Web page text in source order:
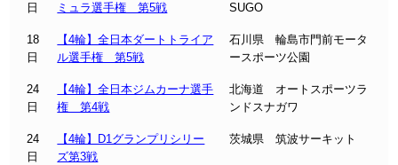
日
ミュラ選手権 第5戦
SUGO
18
日
【4輪】全日本ダートトライア
ル選手権 第5戦
石川県 輪島市門前モータ
ースポーツ公園
24
日
【4輪】全日本ジムカーナ選手
権 第4戦
北海道 オートスポーツラ
ンドスナガワ
24
日
【4輪】D1グランプリシリー
ズ第3戦
茨城県 筑波サーキット